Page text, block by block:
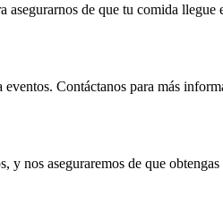
asegurarnos de que tu comida
Contáctanos para más
y nos aseguraremos de que